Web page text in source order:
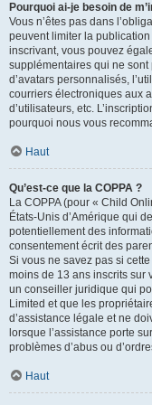
Pourquoi ai-je besoin de
Vous n’êtes pas dans
peuvent limiter la
inscrivant, vous pouvez
supplémentaires qui ne sont
d’avatars personnalisés,
courriers électroniques aux
d’utilisateurs, etc.
pourquoi nous vous
Haut
Qu’est-ce que la COPPA ?
La COPPA (pour « Child
États-Unis d’Amérique qui
potentiellement des
consentement écrit des
Si vous ne savez pas si
moins de 13 ans inscrits sur
un conseiller juridique qui
Limited et que les
d’assistance légale et ne
lorsque l’assistance porte
problèmes d’abus ou
Haut